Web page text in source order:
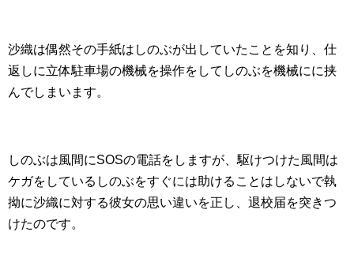
沙織は偶然その手紙はしのぶが出していたことを知り、仕
返しに立体駐車場の機械を操作をしてしのぶを機械にに挟
んでしまいます。
しのぶは風間にSOSの電話をしますが、駆けつけた風間は
ケガをしているしのぶをすぐには助けることはしないで執
拗に沙織に対する彼女の思い違いを正し、退校届を突きつ
けたのです。